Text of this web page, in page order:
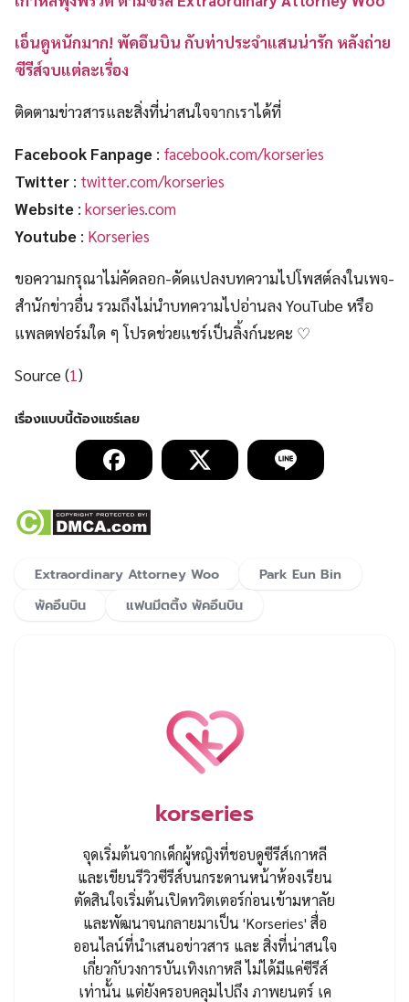
เอ็นดูหนักมาก! พัคอึนบิน กับท่าประจำแสนน่ารัก หลังถ่าย
ซีรีส์จบแต่ละเรื่อง
ติดตามข่าวสารและสิ่งที่น่าสนใจจากเราได้ที่
Facebook Fanpage : facebook.com/korseries
Twitter : twitter.com/korseries
Website : korseries.com
Youtube : Korseries
ขอความกรุณาไม่คัดลอก-ดัดแปลงบทความไปโพสต์ลงในเพจ-
สำนักข่าวอื่น รวมถึงไม่นำบทความไปอ่านลง YouTube หรือ
แพลตฟอร์มใด ๆ โปรดช่วยแชร์เป็นลิ้งก์นะคะ ♡
Source (1)
Extraordinary Attorney Woo
Park Eun Bin
พัคอึนบิน
แฟนมีตติ้ง พัคอึนบิน
korseries
จุดเริ่มต้นจากเด็กผู้หญิงที่ชอบดูซีรีส์เกาหลี
และเขียนรีวิวซีรีส์บนกระดานหน้าห้องเรียน
ตัดสินใจเริ่มต้นเปิดทวิตเตอร์ก่อนเข้ามหาลัย
และพัฒนาจนกลายมาเป็น 'Korseries' สื่อ
ออนไลน์ที่นำเสนอข่าวสาร และ สิ่งที่น่าสนใจ
เกี่ยวกับวงการบันเทิงเกาหลี ไม่ได้มีแค่ซีรีส์
เท่านั้น แต่ยังครอบคลุมไปถึง ภาพยนตร์ เค